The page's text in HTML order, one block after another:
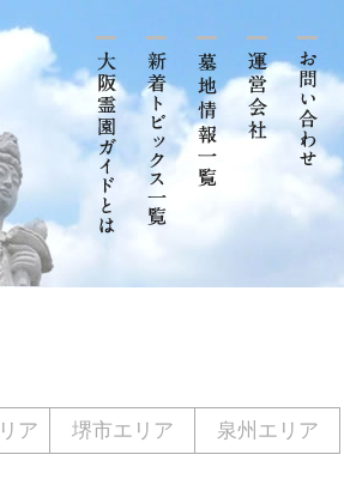
ア 堺市エリア 泉州エリア